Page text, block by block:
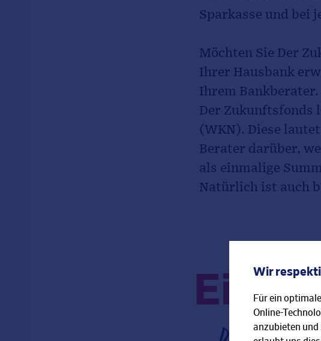
Sparkasse und bei
Möchten Sie Der
Ihrer Hausbank
Ihrem
Der Zukunftsfonds
(WKN). Diese
Berater darüber,
als einmalige
Natürlich ist auch
Wir
Für ein
Online-
anzubieten und